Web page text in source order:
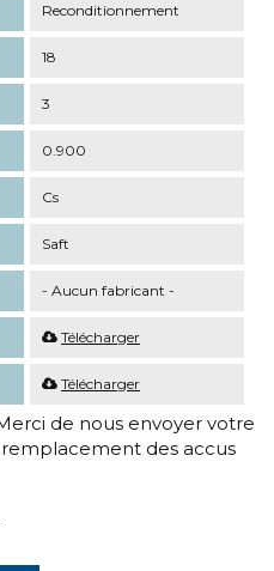
Reconditionnement
18
3
0.900
Cs
Saft
- Aucun fabricant -
Télécharger
Télécharger
de nous envoyer votre
des accus